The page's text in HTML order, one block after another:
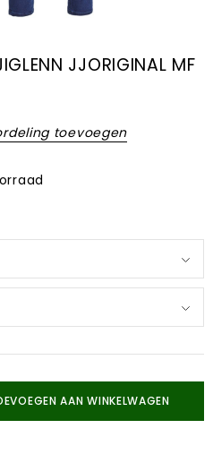
JJORIGINAL MF
toevoegen
AAN WINKELWAGEN